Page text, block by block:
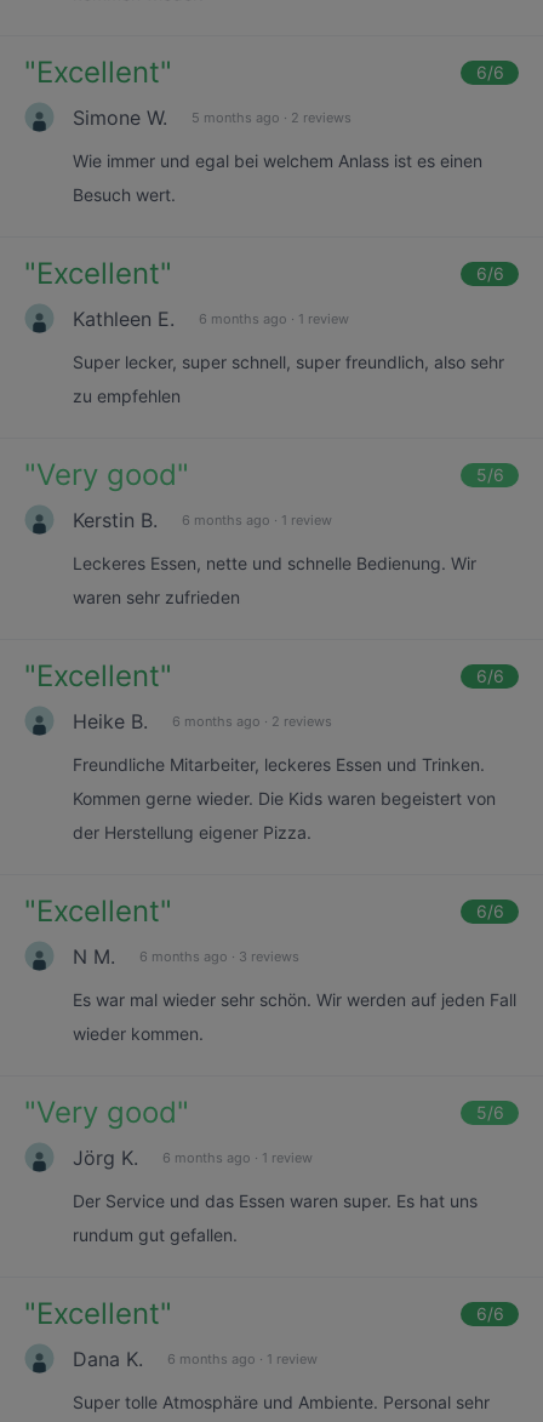
"Excellent" 6/6
Simone W. 5 months ago · 2 reviews
Wie immer und egal bei welchem Anlass ist es einen
Besuch wert.
"Excellent" 6/6
Kathleen E. 6 months ago · 1 review
Super lecker, super schnell, super freundlich, also sehr
zu empfehlen
"Very good" 5/6
Kerstin B. 6 months ago · 1 review
Leckeres Essen, nette und schnelle Bedienung. Wir
waren sehr zufrieden
"Excellent" 6/6
Heike B. 6 months ago · 2 reviews
Freundliche Mitarbeiter, leckeres Essen und Trinken.
Kommen gerne wieder. Die Kids waren begeistert von
der Herstellung eigener Pizza.
"Excellent" 6/6
N M. 6 months ago · 3 reviews
Es war mal wieder sehr schön. Wir werden auf jeden Fall
wieder kommen.
"Very good" 5/6
Jörg K. 6 months ago · 1 review
Der Service und das Essen waren super. Es hat uns
rundum gut gefallen.
"Excellent" 6/6
Dana K. 6 months ago · 1 review
Super tolle Atmosphäre und Ambiente. Personal sehr